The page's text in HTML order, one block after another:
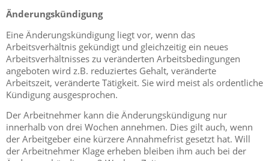
Änderungskündigung
Eine Änderungskündigung liegt vor, wenn das
Arbeitsverhältnis gekündigt und gleichzeitig ein neues
Arbeitsverhältnisses zu veränderten Arbeitsbedingungen
angeboten wird z.B. reduziertes Gehalt, veränderte
Arbeitszeit, veränderte Tätigkeit. Sie wird meist als ordentliche
Kündigung ausgesprochen.
Der Arbeitnehmer kann die Änderungskündigung nur
innerhalb von drei Wochen annehmen. Dies gilt auch, wenn
der Arbeitgeber eine kürzere Annahmefrist gesetzt hat. Will
der Arbeitnehmer Klage erheben bleiben ihm auch bei der